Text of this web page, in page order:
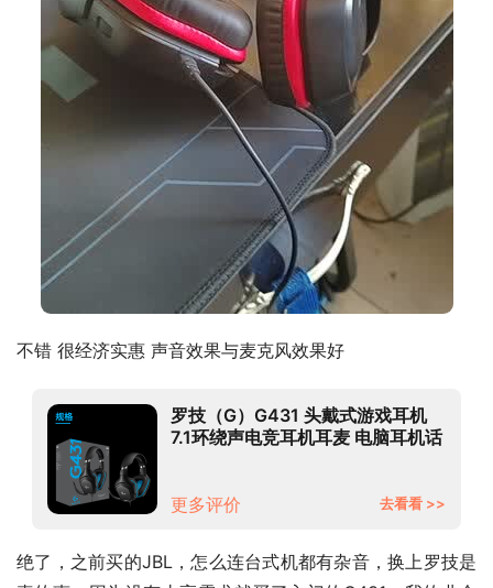
不错 很经济实惠 声音效果与麦克风效果好
罗技（G）G431 头戴式游戏耳机
7.1环绕声电竞耳机耳麦 电脑耳机话
更多评价 去看看 >>
绝了，之前买的JBL，怎么连台式机都有杂音，换上罗技是